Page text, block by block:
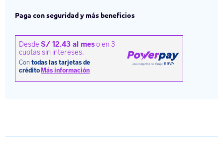
Paga con seguridad y más beneficios